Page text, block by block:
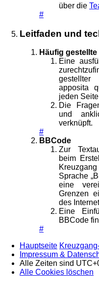
über die
#
Leitfaden und
Häufig gestellte
Eine
gestellter
apposita
jeden
Die
und
verknüpft.
#
BBCode
Zur
beim
Sprache
eine
Grenzen
des
Eine
BBCode
#
Hauptseite
Impressum &
Alle Zeiten sind
Alle Cookies löschen